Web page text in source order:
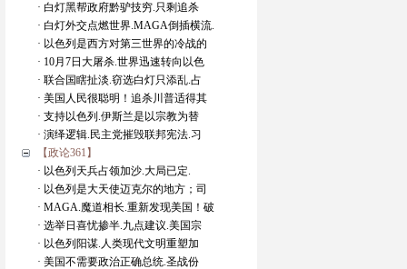
· 白灯黑帮政府黔驴技穷.只剩追杀
· 白灯外交点燃世界.MAGA倒插横流.
· 以色列是西方对第三世界的冷战的
· 10月7日大屠杀.世界迅速转向以色
· 联合国瞎扯淡.窃选白灯只添乱.占
· 美国人民很聪明！追杀川普适得其
· 支持以色列.伊斯兰是以宗教为替
· 演绎逻辑.民主党摧毁联邦宪法.习
【政论361】
· 以色列天兵占领加沙.大局已定.
· 以色列是大天使迈克尔的地方；司
· MAGA.魔道相长.重新发现美国！破
· 选举日喜忧掺半.九点建议.美国宗
· 以色列阳谋.人类现代文明重塑加
· 美国不需要政治正确总统.圣战份